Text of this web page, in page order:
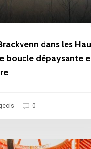
dans les
boucle dépaysante
0